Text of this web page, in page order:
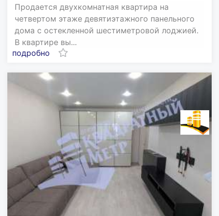
Продается двухкомнатная квартира на
четвертом этаже девятиэтажного панельного
дома с остекленной шестиметровой лоджией.
В квартире вы...
подробно